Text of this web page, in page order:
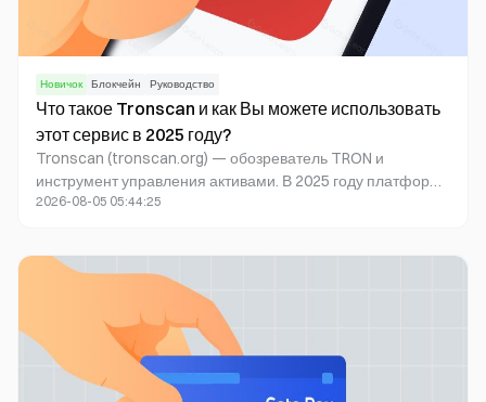
Новичок Блокчейн Руководство
Что такое Tronscan и как Вы можете использовать
этот сервис в 2025 году?
Tronscan (tronscan.org) — обозреватель TRON и
инструмент управления активами. В 2025 году платформа
расширила возможности безопасности, аналитики,
сайте.
2026-08-05 05:44:25